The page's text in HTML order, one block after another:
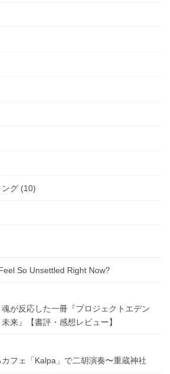
グ (10)
So Unsettled Right Now?
が反応した一冊『プロジェクトエデン
来』【書評・感想レビュー】
フェ「Kalpa」で二胡演奏〜重蔵神社